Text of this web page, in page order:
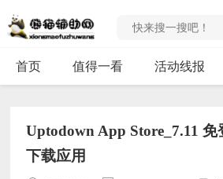
首页 值得一看 活动线报
Uptodown App Store_7.11
下载应用